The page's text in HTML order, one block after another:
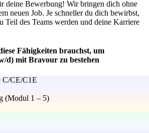
deine Bewerbung! Wir bringen dich ohne
neuen Job. Je schneller du dich bewirbst,
Teil des Teams werden und deine Karriere
Fähigkeiten brauchst, um
d) mit Bravour zu bestehen
C/CE/C1E
(Modul 1 – 5)